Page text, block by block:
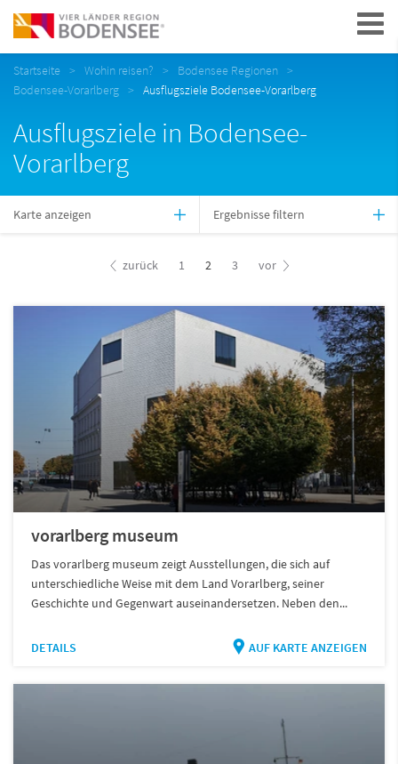
Navigation
Startseite Wohin reisen?
Bodensee Regionen
Bodensee-Vorarlberg
Ausflugsziele Bodensee-Vorarlberg
Ausflugsziele in Bodensee-
Vorarlberg
Karte anzeigen Ergebnisse filtern
zurück 1 2 3 vor
vorarlberg museum
Das vorarlberg museum zeigt Ausstellungen, die sich auf
unterschiedliche Weise mit dem Land Vorarlberg, seiner
Geschichte und Gegenwart auseinandersetzen. Neben den...
DETAILS AUF KARTE ANZEIGEN